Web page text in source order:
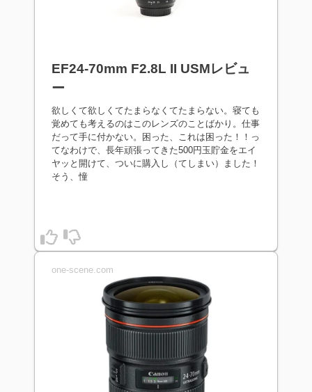
EF24-70mm F2.8L II USMレビュ
ー
欲しくて欲しくてたまらなくてたまらない。寝ても
覚めても考えるのはこのレンズのことばかり。仕事
だって手に付かない。困った、これは困った！！っ
てなわけで、長年頑張ってきた500円玉貯金をエイ
ヤッと開けて、ついに購入し（てしまい）ました！
そう、憧
one-scene.com